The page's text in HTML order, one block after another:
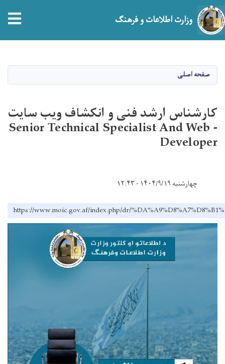
content
وزارت اطلاعات و فرهنگ
صفحه اصلی
کارشناس ارشد فنی و انکشاف ویب سایت
- Senior Technical Specialist And Web
Developer
چهارشنبه ۱۴۰۴/۹/۱۹ - ۱۲:۴۳
https://www.moic.gov.af/index.php/dr/